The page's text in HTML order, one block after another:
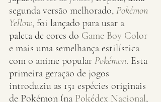
segunda versão melhorado, Pokémon
Yellow, foi lançado para usar a
paleta de cores do Game Boy Color
e mais uma semelhança estilística
com o anime popular Pokémon. Esta
primeira geração de jogos
introduziu as 151 espécies originais
de Pokémon (na Pokédex Nacional,